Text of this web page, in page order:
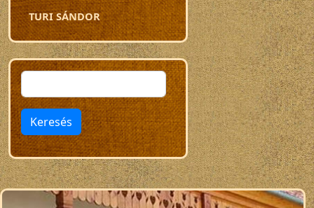
TURI SÁNDOR
Keresés
Keresés